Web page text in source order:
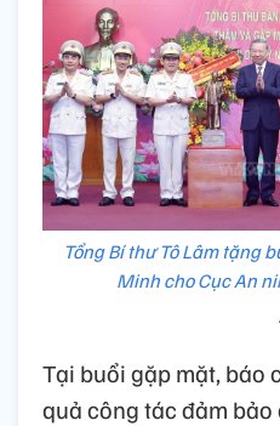
Tổng Bí thư Tô Lâm tặng
Minh cho Cục An
Tại buổi gặp mặt, báo
quả công tác đảm